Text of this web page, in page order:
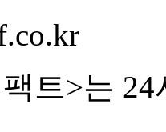
트>는